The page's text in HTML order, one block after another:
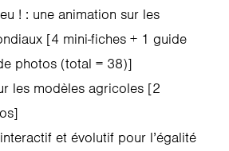
! : une animation sur les
[4 mini-fiches + 1 guide
photos (total = 38)]
les modèles agricoles [2
et évolutif pour l’égalité